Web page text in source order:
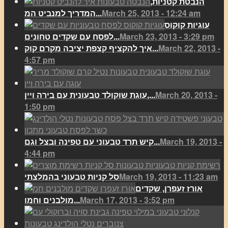
המדריך למנביט המ...March 25, 2013 - 12:24 am
עוגיות קוקוס
לפסח עם שקדים טחונים...March 23, 2013 - 3:29 pm
איך להקציף קצפת יציבה מקרם קוק...March 22, 2013 -
4:57 pm
עוגת שוקולד טבעונית עם בירה ויין,...March 20, 2013 -
1:50 pm
קיש תרד טבעוני עם טפינה ובצל וגם...March 19, 2013 -
4:44 pm
סל קניות טבעוני בהמלצתיMarch 19, 2013 - 11:23 am
אורז זעפרן, שקדים
מולבנים וחמו...March 17, 2013 - 3:52 pm